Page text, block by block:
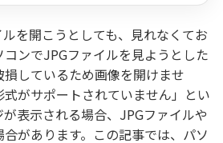
を開こうとしても、見れなくてお
ンでJPGファイルを見ようとした
しているため画像を開けませ
がサポートされていません」とい
表示される場合、JPGファイルや
があります。この記事では、パソ